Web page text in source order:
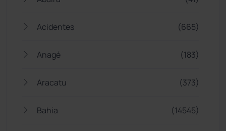
Acidentes (665)
Anagé (183)
Aracatu (373)
Bahia (14545)